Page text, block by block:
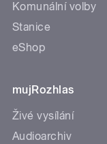
Komunální volby
Stanice
eShop
mujRozhlas
Živé vysílání
Audioarchiv